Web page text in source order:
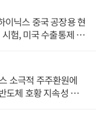
이닉스 중국 공장용 현
험, 미국 수출통제 대
소극적 주주환원에
도체 호황 지속성 의